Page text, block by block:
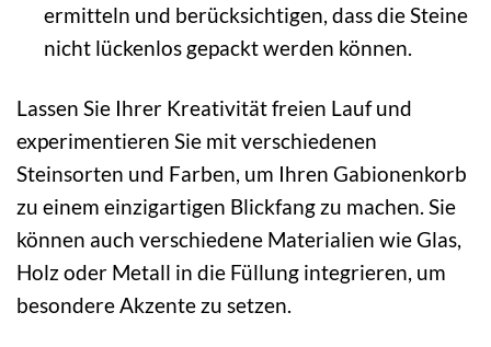
ermitteln und berücksichtigen, dass die Steine
nicht lückenlos gepackt werden können.
Lassen Sie Ihrer Kreativität freien Lauf und
experimentieren Sie mit verschiedenen
Steinsorten und Farben, um Ihren Gabionenkorb
zu einem einzigartigen Blickfang zu machen. Sie
können auch verschiedene Materialien wie Glas,
Holz oder Metall in die Füllung integrieren, um
besondere Akzente zu setzen.